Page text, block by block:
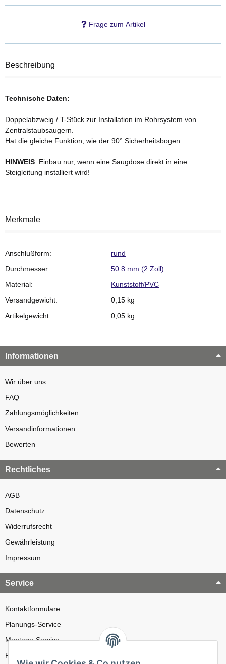
Frage zum Artikel
Beschreibung
Technische Daten:
Doppelabzweig / T-Stück zur Installation im Rohrsystem von
Zentralstaubsaugern.
Hat die gleiche Funktion, wie der 90° Sicherheitsbogen.
HINWEIS: Einbau nur, wenn eine Saugdose direkt in eine
Steigleitung installiert wird!
Merkmale
Anschlußform:
rund
Durchmesser:
50.8 mm (2 Zoll)
Material:
Kunststoff/PVC
Versandgewicht:
0,15 kg
Artikelgewicht:
0,05 kg
Informationen
Wir über uns
FAQ
Zahlungsmöglichkeiten
Versandinformationen
Bewerten
Rechtliches
AGB
Datenschutz
Widerrufsrecht
Gewährleistung
Impressum
Service
Kontaktformulare
Planungs-Service
Montage-Service
Reparatur-Service